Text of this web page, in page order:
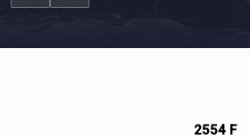
2554 F